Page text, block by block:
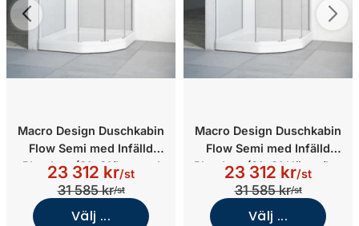
Macro Design Duschkabin
Flow Semi med Infälld
Blandare (81x81/Ice med
Vit bakvägg/Matt)
23 312 kr/st
31 585 kr/st
Välj ...
Macro Design Duschkabin
Flow Semi med Infälld
Blandare (81x91 Höger/Ice
med Vit bakvägg/Vit)
23 312 kr/st
31 585 kr/st
Välj ...